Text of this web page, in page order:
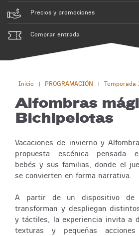
Precios y promociones
Comprar entrada
Inicio PROGRAMACIÓN Temporada
Alfombras
Bichipelotas
Vacaciones de invierno y
propuesta escénica pensada
bebés y sus familias, donde el
se convierten en forma narrativa.
A partir de un dispositivo de
transforman y despliegan
y táctiles, la experiencia invita a
texturas y pequeñas acciones